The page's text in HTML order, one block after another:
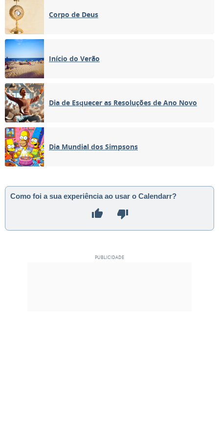
Corpo de Deus
Início do Verão
Dia de Esquecer as Resoluções de Ano Novo
Dia Mundial dos Simpsons
Como foi a sua experiência ao usar o Calendarr?